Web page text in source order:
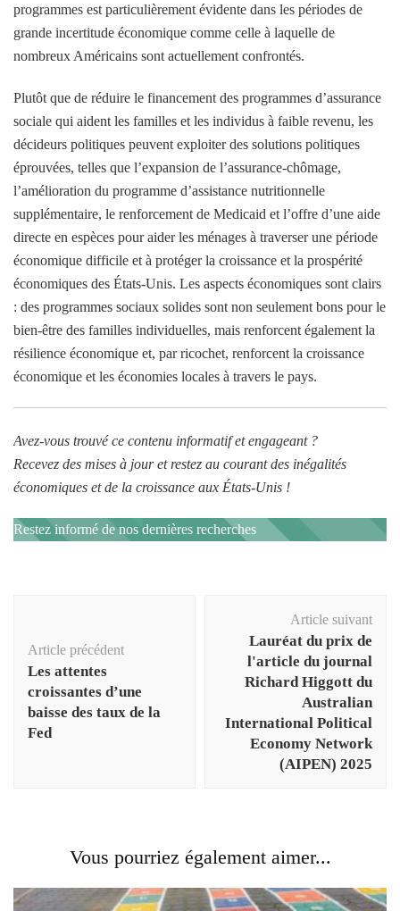
programmes est particulièrement évidente dans les périodes de
grande incertitude économique comme celle à laquelle de
nombreux Américains sont actuellement confrontés.
Plutôt que de réduire le financement des programmes d’assurance
sociale qui aident les familles et les individus à faible revenu, les
décideurs politiques peuvent exploiter des solutions politiques
éprouvées, telles que l’expansion de l’assurance-chômage,
l’amélioration du programme d’assistance nutritionnelle
supplémentaire, le renforcement de Medicaid et l’offre d’une aide
directe en espèces pour aider les ménages à traverser une période
économique difficile et à protéger la croissance et la prospérité
économiques des États-Unis. Les aspects économiques sont clairs
: des programmes sociaux solides sont non seulement bons pour le
bien-être des familles individuelles, mais renforcent également la
résilience économique et, par ricochet, renforcent la croissance
économique et les économies locales à travers le pays.
Avez-vous trouvé ce contenu informatif et engageant ?
Recevez des mises à jour et restez au courant des inégalités
économiques et de la croissance aux États-Unis !
Restez informé de nos dernières recherches
Article précédent
Les attentes
croissantes d’une
baisse des taux de la
Fed
Article suivant
Lauréat du prix de
l'article du journal
Richard Higgott du
Australian
International Political
Economy Network
(AIPEN) 2025
Vous pourriez également aimer...